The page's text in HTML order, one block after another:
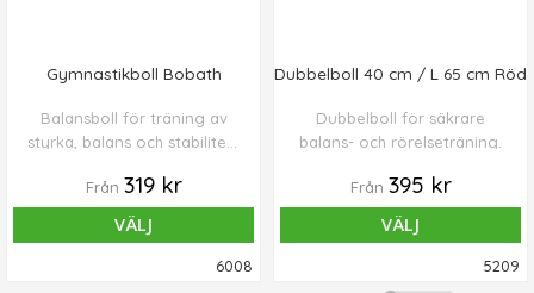
Gymnastikboll Bobath
Balansboll för träning av
styrka, balans och stabilitet i
Från 319 kr
VÄLJ
6008
Dubbelboll 40 cm / L 65 cm Röd
Dubbelboll för säkrare
balans- och rörelseträning.
Från 395 kr
VÄLJ
5209